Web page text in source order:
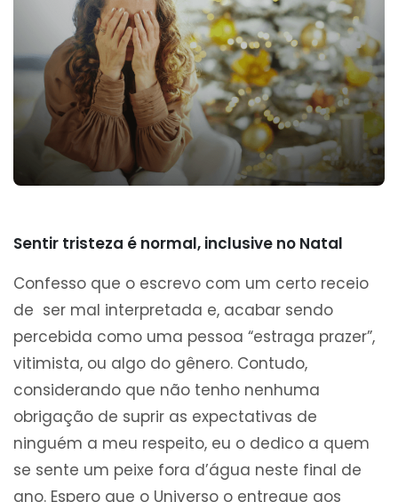
Sentir tristeza é normal, inclusive no Natal
Confesso que o escrevo com um certo receio
de ser mal interpretada e, acabar sendo
percebida como uma pessoa “estraga prazer”,
vitimista, ou algo do gênero. Contudo,
considerando que não tenho nenhuma
obrigação de suprir as expectativas de
ninguém a meu respeito, eu o dedico a quem
se sente um peixe fora d’água neste final de
ano. Espero que o Universo o entregue aos